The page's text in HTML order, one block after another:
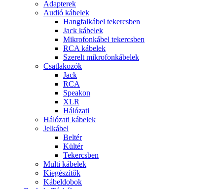
Adapterek
Audió kábelek
Hangfalkábel tekercsben
Jack kábelek
Mikrofonkábel tekercsben
RCA kábelek
Szerelt mikrofonkábelek
Csatlakozók
Jack
RCA
Speakon
XLR
Hálózati
Hálózati kábelek
Jelkábel
Beltér
Kültér
Tekercsben
Multi kábelek
Kiegészítők
Kábeldobok